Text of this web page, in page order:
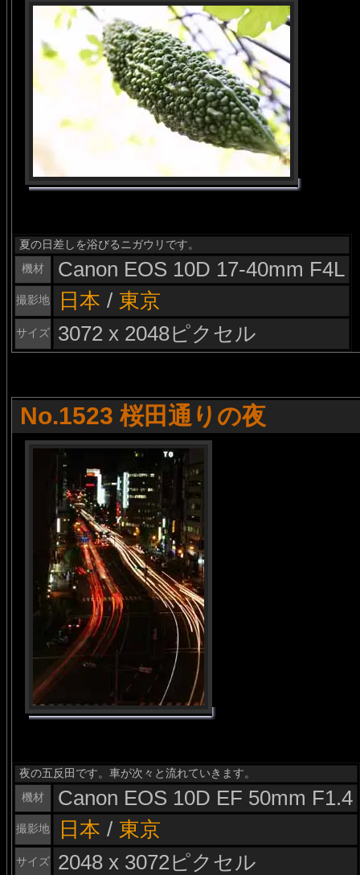
夏の日差しを浴びるニガウリです。
機材
Canon EOS 10D 17-40mm F4L
撮影地 日本 / 東京
サイズ 3072 x 2048ピクセル
No.1523 桜田通りの夜
夜の五反田です。車が次々と流れていきます。
機材
Canon EOS 10D EF 50mm F1.4
撮影地 日本 / 東京
サイズ 2048 x 3072ピクセル